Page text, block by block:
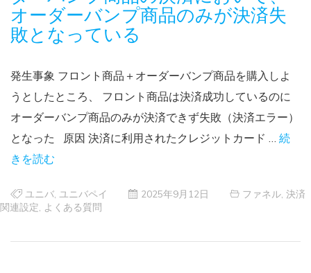
オーダーバンプ商品のみが決済失
敗となっている
発生事象 フロント商品＋オーダーバンプ商品を購入しよ
うとしたところ、 フロント商品は決済成功しているのに
オーダーバンプ商品のみが決済できず失敗（決済エラー）
となった 原因 決済に利用されたクレジットカード … 続
きを読む
ユニバ ユニバペイ 2025年9月12日 ファネル 決済
関連設定 よくある質問